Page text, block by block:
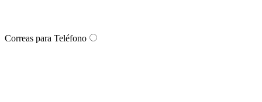
Correas para Teléfono